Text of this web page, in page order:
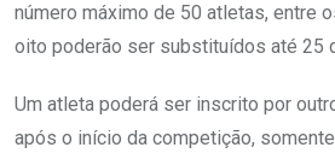
número máximo de 50 atletas, entre
oito poderão ser substituídos até 25
Um atleta poderá ser inscrito por
após o início da competição,